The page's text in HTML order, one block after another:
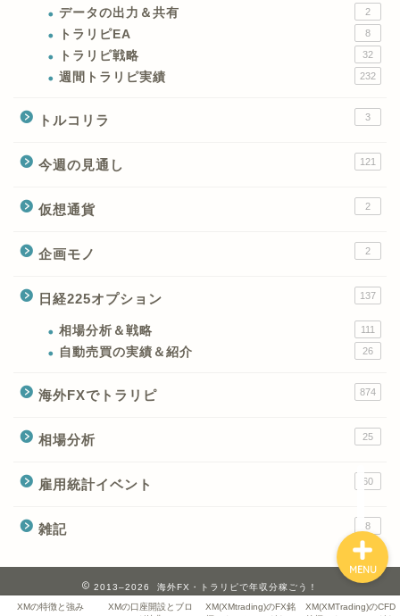
データの出力＆共有 2
トラリピEA 8
トラリピ戦略 32
週間トラリピ実績 232
トルコリラ 3
今週の見通し 121
仮想通貨 2
企画モノ 2
日経225オプション 137
相場分析＆戦略 111
自動売買の実績＆紹介 26
海外FXでトラリピ 874
相場分析 25
雇用統計イベント 60
雑記 8
2013–2026 海外FX・トラリピで年収分稼ごう！
XMの特徴と強み
XMの口座開設とブロ
XM(XMtrading)のFX銘
XM(XMTrading)のCFD
MENU